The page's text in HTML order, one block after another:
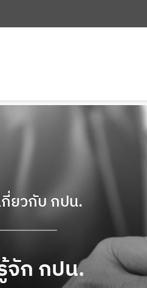
กี่ยวกับ กปน.
จัก กปน.